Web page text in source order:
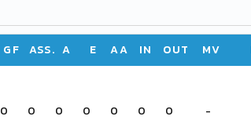
GF ASS. A E AA IN OUT MV
0 0 0 0 0 0 0 -